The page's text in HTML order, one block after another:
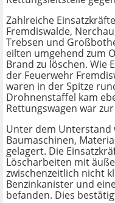
Zahlreiche
Fremdiswalde,
Trebsen und
eilten umgehend zum
Brand zu löschen. Wie
der Feuerwehr
waren in der Spitze
Drohnenstaffel kam
Rettungswagen war
Unter dem Unterstand
Baumaschinen,
gelagert. Die
Löscharbeiten mit
zwischenzeitlich nicht
Benzinkanister und
befanden. Dies